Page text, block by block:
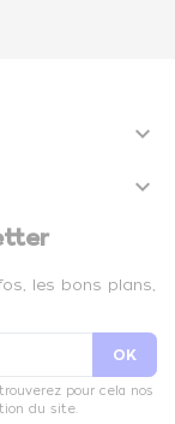


les bons plans,
pour cela nos
du site.